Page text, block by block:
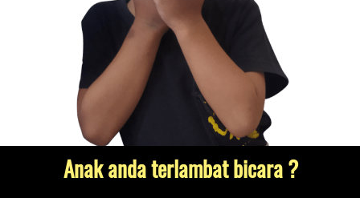
Anak anda terlambat bicara ?